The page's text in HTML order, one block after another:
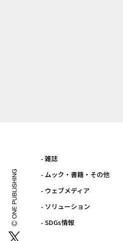
- 雑誌
- ムック・書籍・その他
- ウェブメディア
- ソリューション
- SDGs情報